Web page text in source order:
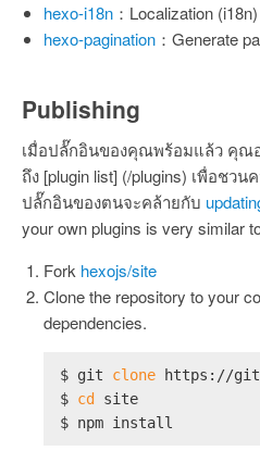
hexo-i18n ：Localization (i18n)
hexo-pagination ：Generate
Publishing
เมื่อปลั๊กอินของคุณพร้อมแล้ว คุณ
ถึง [plugin list] (/plugins) เพื่อชว
ปลั๊กอินของตนจะคล้ายกับ
your own plugins is very similar
Fork hexojs/site
Clone the repository to your
dependencies.
$ git clone https://
$ cd
site
$ npm install